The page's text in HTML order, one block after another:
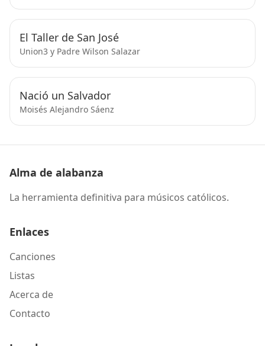
El Taller de San José
Union3 y Padre Wilson Salazar
Nació un Salvador
Moisés Alejandro Sáenz
Alma de alabanza
La herramienta definitiva para músicos católicos.
Enlaces
Canciones
Listas
Acerca de
Contacto